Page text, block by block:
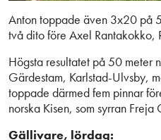
Anton toppade även 3x20 på
två dito före Axel Rantakokko,
Högsta resultatet på 50 meter
Gärdestam, Karlstad-Ulvsby,
toppade därmed fem pinnar
norska Kisen, som syrran Freja
Gällivare, lördag: